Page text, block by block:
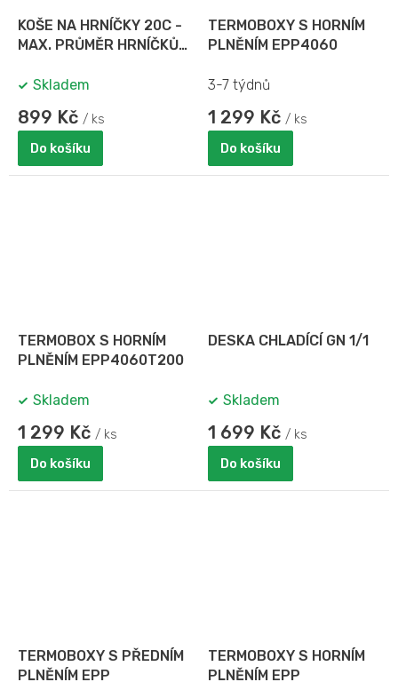
KOŠE NA HRNÍČKY 20C -
MAX. PRŮMĚR HRNÍČKŮ
Skladem
899 Kč / ks
Do košíku
TERMOBOXY S HORNÍM
PLNĚNÍM EPP4060
3-7 týdnů
1 299 Kč / ks
Do košíku
TERMOBOX S HORNÍM
PLNĚNÍM EPP4060T200
Skladem
1 299 Kč / ks
Do košíku
DESKA CHLADÍCÍ GN 1/1
Skladem
1 699 Kč / ks
Do košíku
TERMOBOXY S PŘEDNÍM
PLNĚNÍM EPP
TERMOBOXY S HORNÍM
PLNĚNÍM EPP